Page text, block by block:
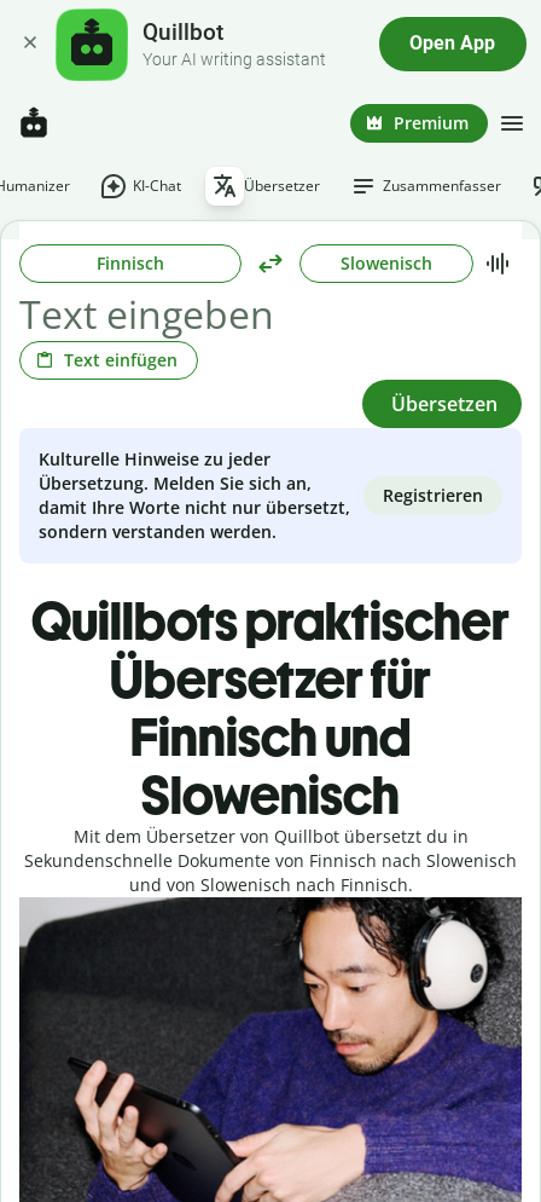
Quillbot
Your AI writing assistant
Open App
Premium
KI-Chat Übersetzer Zusammenfasser
Finnisch Slowenisch
Text einfügen
Übersetzen
Kulturelle Hinweise zu jeder
Übersetzung. Melden Sie sich an,
damit Ihre Worte nicht nur übersetzt,
sondern verstanden werden.
Registrieren
Quillbots praktischer
Übersetzer für
Finnisch und
Slowenisch
Mit dem Übersetzer von Quillbot übersetzt du in
Sekundenschnelle Dokumente von Finnisch nach Slowenisch
und von Slowenisch nach Finnisch.